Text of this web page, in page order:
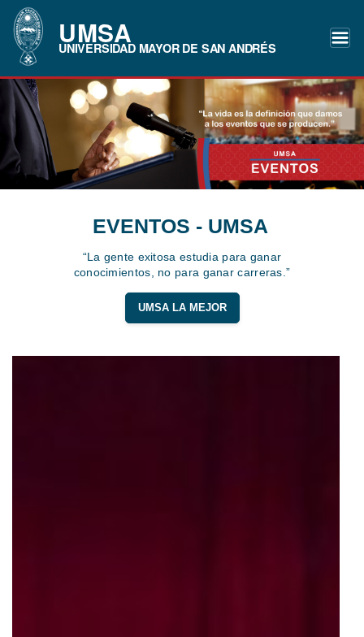
UMSA
UNIVERSIDAD MAYOR DE SAN ANDRÉS
EVENTOS - UMSA
“La gente exitosa estudia para ganar
conocimientos, no para ganar carreras.”
UMSA LA MEJOR